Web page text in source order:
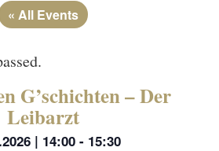
« All Events
G’schichten – Der
Leibarzt
| 14:00- 15:30